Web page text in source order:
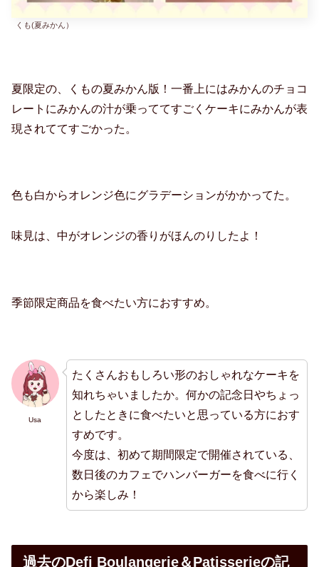
くも(夏みかん）
夏限定の、くもの夏みかん版！一番上にはみかんのチョコ
レートにみかんの汁が乗っててすごくケーキにみかんが表
現されててすごかった。
色も白からオレンジ色にグラデーションがかかってた。
味見は、中がオレンジの香りがほんのりしたよ！
季節限定商品を食べたい方におすすめ。
Usa
たくさんおもしろい形のおしゃれなケーキを
知れちゃいましたか。何かの記念日やちょっ
としたときに食べたいと思っている方におす
すめです。
今度は、初めて期間限定で開催されている、
数日後のカフェでハンバーガーを食べに行く
から楽しみ！
過去のDefi Boulangerie＆Patisserieの記